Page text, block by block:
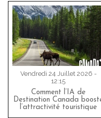
Vendredi 24 Juillet 2026 -
12:15
Comment l’IA de
Destination Canada
l’attractivité touristique